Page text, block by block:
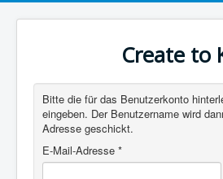
Create to
Bitte die für das Benutzerkonto
eingeben. Der Benutzername wird
Adresse geschickt.
E-Mail-Adresse *